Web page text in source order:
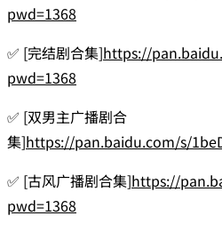
pwd=1368
✅ [完结剧合集]https://
pwd=1368
✅ [双男主广播剧合
集]https://pan.baidu.com/s/
✅ [古风广播剧合集]https://
pwd=1368